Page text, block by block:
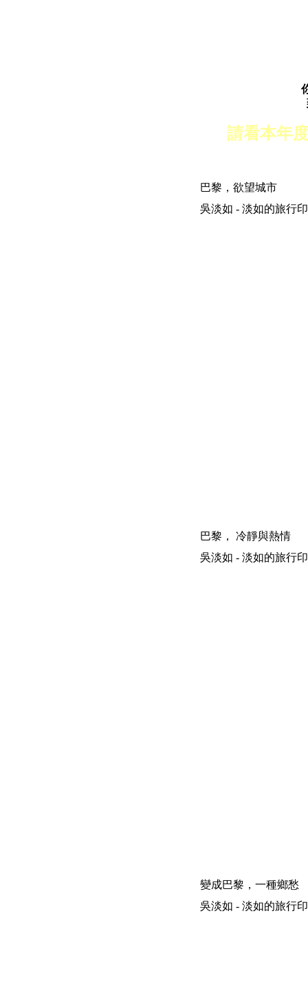
請看本年
巴黎，欲望城市
吳淡如 - 淡如的旅行印
巴黎， 冷靜與熱情
吳淡如 - 淡如的旅行印
變成巴黎，一種鄉愁
吳淡如 - 淡如的旅行印